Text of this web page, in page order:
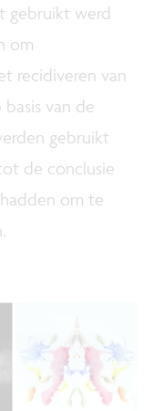
gebruikt werd
om
recidiveren van
van de
gebruikt
de conclusie
om te